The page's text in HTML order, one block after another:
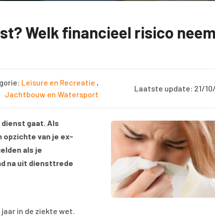
Welk financieel risico neem
Leisure en Recreatie ,
Jachtbouw en Watersport
Laatste update: 21/
gaat. Als
opzichte van je ex-
als je
na uit diensttrede
in de ziekte wet.